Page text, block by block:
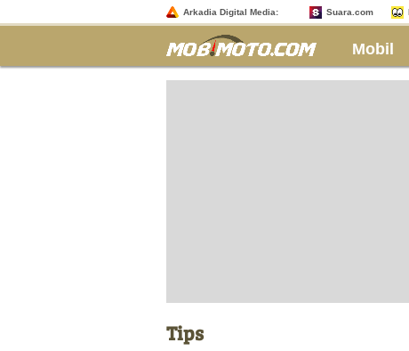
Arkadia Digital Media: Suara.com
Mobil
Tips